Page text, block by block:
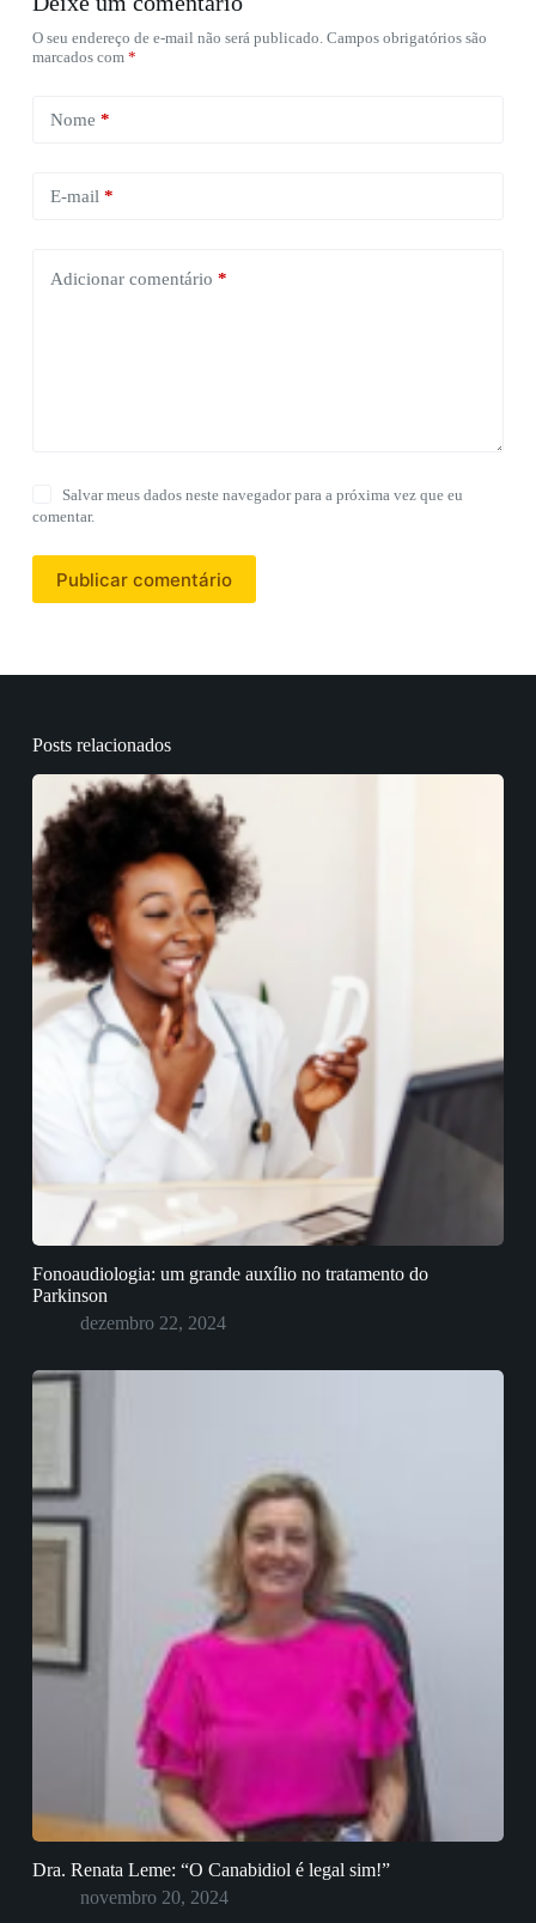
O seu endereço de e-mail não será publicado. Campos obrigatórios são
marcados com *
Nome *
E-mail *
Adicionar comentário *
Salvar meus dados neste navegador para a próxima vez que eu
comentar.
Publicar comentário
Posts relacionados
Fonoaudiologia: um grande auxílio no tratamento do
Parkinson
dezembro 22, 2024
Dra. Renata Leme: “O Canabidiol é legal sim!”
novembro 20, 2024